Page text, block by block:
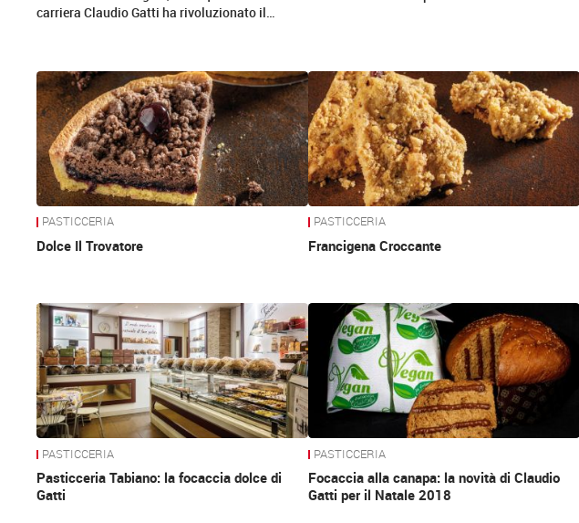
carriera Claudio Gatti ha rivoluzionato il…
PASTICCERIA
Dolce Il Trovatore
PASTICCERIA
Francigena Croccante
PASTICCERIA
Pasticceria Tabiano: la focaccia dolce di
Gatti
PASTICCERIA
Focaccia alla canapa: la novità di Claudio
Gatti per il Natale 2018